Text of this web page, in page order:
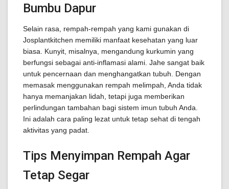
Bumbu Dapur
Selain rasa, rempah-rempah yang kami gunakan di
Josplantkitchen memiliki manfaat kesehatan yang luar
biasa. Kunyit, misalnya, mengandung kurkumin yang
berfungsi sebagai anti-inflamasi alami. Jahe sangat baik
untuk pencernaan dan menghangatkan tubuh. Dengan
memasak menggunakan rempah melimpah, Anda tidak
hanya memanjakan lidah, tetapi juga memberikan
perlindungan tambahan bagi sistem imun tubuh Anda.
Ini adalah cara paling lezat untuk tetap sehat di tengah
aktivitas yang padat.
Tips Menyimpan Rempah Agar
Tetap Segar